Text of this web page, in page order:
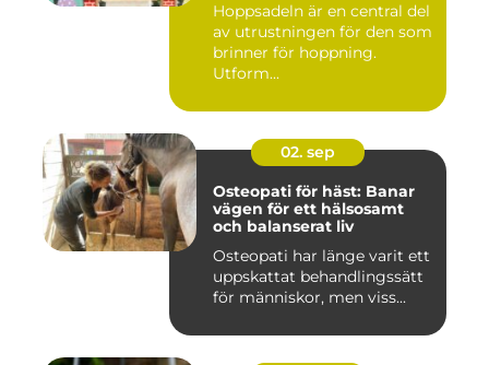
Hoppsadeln är en central del
av utrustningen för den som
brinner för hoppning.
Utform...
02. sep
Osteopati för häst: Banar
vägen för ett hälsosamt
och balanserat liv
Osteopati har länge varit ett
uppskattat behandlingssätt
för människor, men viss...